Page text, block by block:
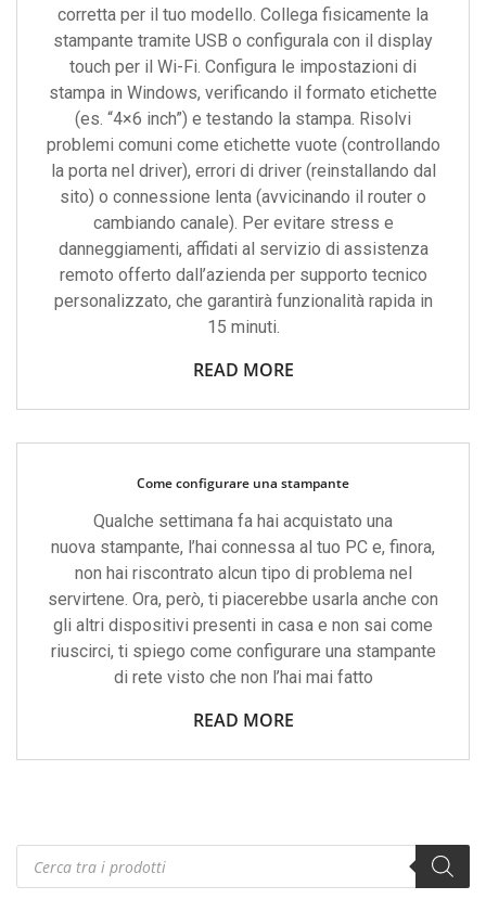
corretta per il tuo modello. Collega fisicamente la
stampante tramite USB o configurala con il display
touch per il Wi-Fi. Configura le impostazioni di
stampa in Windows, verificando il formato etichette
(es. “4×6 inch”) e testando la stampa. Risolvi
problemi comuni come etichette vuote (controllando
la porta nel driver), errori di driver (reinstallando dal
sito) o connessione lenta (avvicinando il router o
cambiando canale). Per evitare stress e
danneggiamenti, affidati al servizio di assistenza
remoto offerto dall’azienda per supporto tecnico
personalizzato, che garantirà funzionalità rapida in
15 minuti.
READ MORE
Come configurare una stampante
Qualche settimana fa hai acquistato una
nuova stampante, l’hai connessa al tuo PC e, finora,
non hai riscontrato alcun tipo di problema nel
servirtene. Ora, però, ti piacerebbe usarla anche con
gli altri dispositivi presenti in casa e non sai come
riuscirci, ti spiego come configurare una stampante
di rete visto che non l’hai mai fatto
READ MORE
Products
search